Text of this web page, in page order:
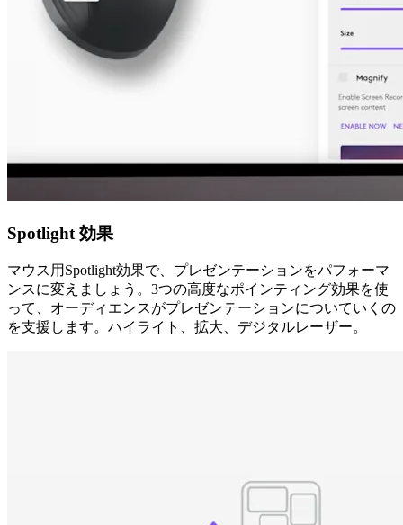
Spotlight 効果
マウス用Spotlight効果で、プレゼンテーションをパフォーマ
ンスに変えましょう。3つの高度なポインティング効果を使
って、オーディエンスがプレゼンテーションについていくの
を支援します。ハイライト、拡大、デジタルレーザー。